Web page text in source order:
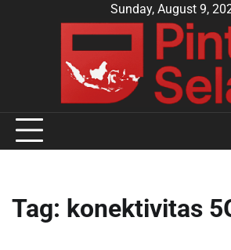
Sunday, August 9,
Tag: konektivitas